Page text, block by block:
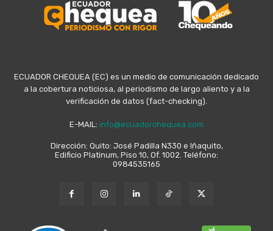
ECUADOR CHEQUEA (EC) es un medio de comunicación dedicado
a la cobertura noticiosa, al periodismo de largo aliento y a la
verificación de datos (fact-checking).
E-MAIL: info@ecuadorchequea.com
Dirección: Quito: José Padilla N330 e Iñaquito,
Edificio Platinum, Piso 10, Of. 1002. Teléfono:
0984535165